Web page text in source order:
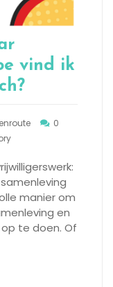
vind ik
0
manier om
en
te doen. Of